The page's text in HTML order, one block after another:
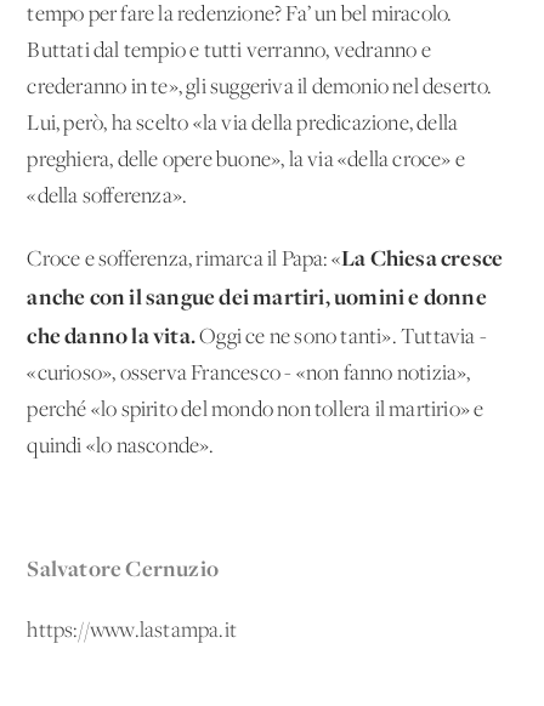
tempo per fare la redenzione? Fa’ un bel miracolo.
Buttati dal tempio e tutti verranno, vedranno e
crederanno in te», gli suggeriva il demonio nel deserto.
Lui, però, ha scelto «la via della predicazione, della
preghiera, delle opere buone», la via «della croce» e
«della sofferenza».
Croce e sofferenza, rimarca il Papa: «La Chiesa cresce
anche con il sangue dei martiri, uomini e donne
che danno la vita.Oggi ce ne sono tanti». Tuttavia -
«curioso», osserva Francesco - «non fanno notizia»,
perché «lo spirito del mondo non tollera il martirio» e
quindi «lo nasconde».
Salvatore Cernuzio
https://www.lastampa.it